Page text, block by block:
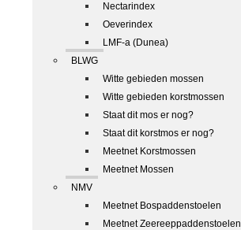
Nectarindex
Oeverindex
LMF-a (Dunea)
BLWG
Witte gebieden mossen
Witte gebieden korstmossen
Staat dit mos er nog?
Staat dit korstmos er nog?
Meetnet Korstmossen
Meetnet Mossen
NMV
Meetnet Bospaddenstoelen
Meetnet Zeereeppaddenstoelen